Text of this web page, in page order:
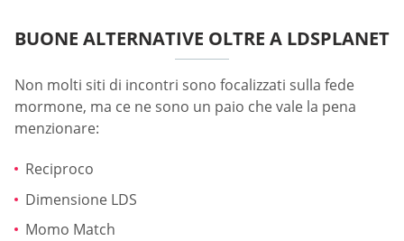
BUONE ALTERNATIVE OLTRE A LDSPLANET
Non molti siti di incontri sono focalizzati sulla fede
mormone, ma ce ne sono un paio che vale la pena
menzionare:
Reciproco
Dimensione LDS
Momo Match